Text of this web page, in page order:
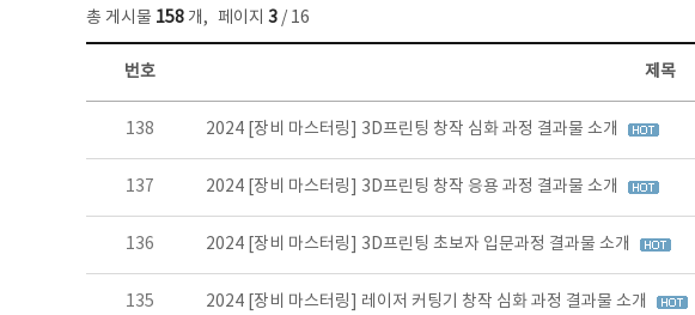
총 게시물 158 개, 페이지 3 / 16
콘텐츠이슈 목록 - 번호, 제목, 작성자, 파일, 조회수, 작성일 정보 제공
번호 제목
138 2024 [장비 마스터링] 3D프린팅 창작 심화 과정 결과물 소개
137 2024 [장비 마스터링] 3D프린팅 창작 응용 과정 결과물 소개
136 2024 [장비 마스터링] 3D프린팅 초보자 입문과정 결과물 소개
135 2024 [장비 마스터링] 레이저 커팅기 창작 심화 과정 결과물 소개